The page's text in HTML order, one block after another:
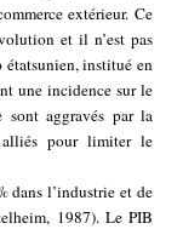
extérieur. Ce
et il n’est pas
étatsunien, institué en
une incidence sur le
aggravés par la
alliés pour limiter le
dans l’industrie et de
1987). Le PIB